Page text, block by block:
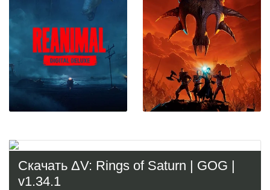
Скачать ΔV: Rings of Saturn | GOG |
v1.34.1